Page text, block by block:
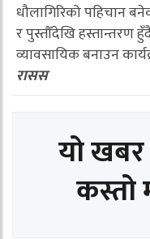
धौलागिरिको पहिचान
र पुस्तौँदेखि हस्तान्तरण
व्यावसायिक बनाउन
रासस
यो
कस्तो